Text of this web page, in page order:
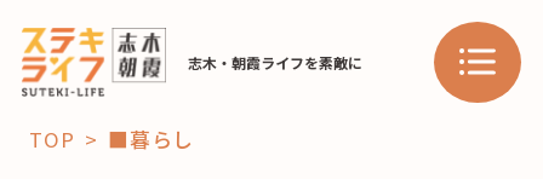
志木・朝霞ライフを素敵に
TOP ■暮らし